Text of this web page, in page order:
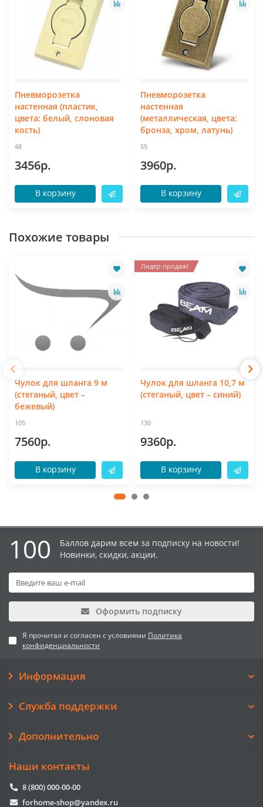
Пневморозетка
настенная (пластик,
цвета: белый, слоновая
кость)
48
3456р.
В корзину
Пневморозетка
настенная
(металлическая, цвета:
бронза, хром, латунь)
55
3960р.
В корзину
Похожие товары
Чулок для шланга 9 м
(стеганый, цвет –
бежевый)
105
7560р.
В корзину
Лидер продаж!
Чулок для шланга 10,7 м
(стеганый, цвет – синий)
130
9360р.
В корзину
100
Баллов дарим всем за подписку на новости!
Новинки, скидки, акции.
Оформить подписку
Я прочитал и согласен с условиями Политика
конфиденциальности
Информация
Служба поддержки
Дополнительно
Наши контакты
8 (800) 000-00-00
forhome-shop@yandex.ru